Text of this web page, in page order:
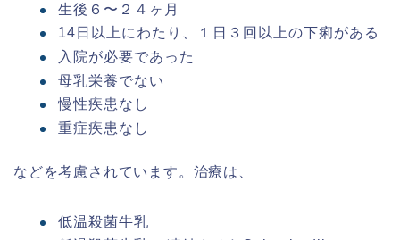
生後６〜２４ヶ月
14日以上にわたり、１日３回以上の下痢がある
入院が必要であった
母乳栄養でない
慢性疾患なし
重症疾患なし
などを考慮されています。治療は、
低温殺菌牛乳